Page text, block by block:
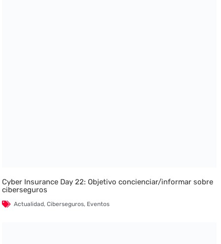
Cyber Insurance Day 22: Objetivo concienciar/informar sobre
ciberseguros
Actualidad,Ciberseguros, Eventos